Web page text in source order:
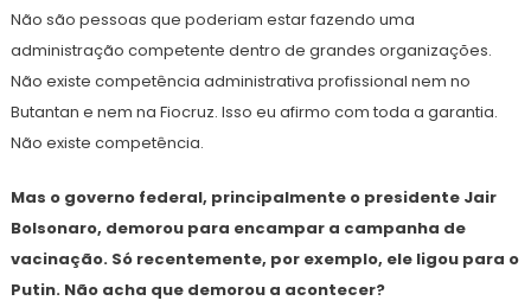
Não são pessoas que poderiam estar fazendo uma
administração competente dentro de grandes organizações.
Não existe competência administrativa profissional nem no
Butantan e nem na Fiocruz. Isso eu afirmo com toda a garantia.
Não existe competência.
Mas o governo federal, principalmente o presidente Jair
Bolsonaro, demorou para encampar a campanha de
vacinação. Só recentemente, por exemplo, ele ligou para o
Putin. Não acha que demorou a acontecer?